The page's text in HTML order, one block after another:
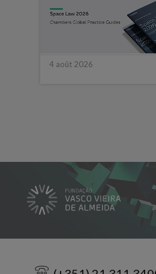
4 août 2026